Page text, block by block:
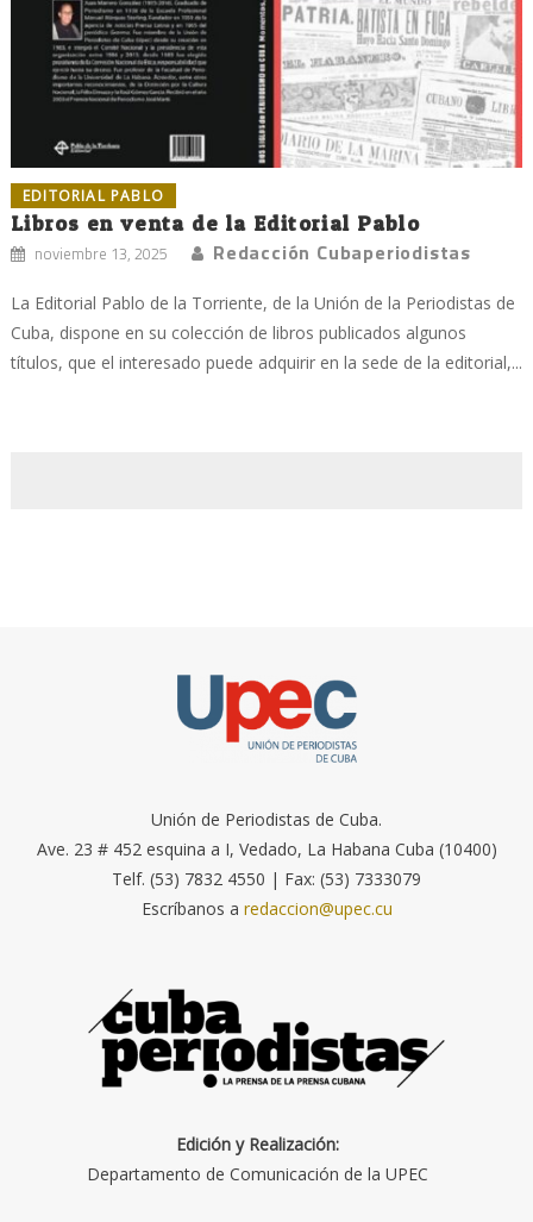
EDITORIAL PABLO
Libros en venta de la Editorial Pablo
noviembre 13, 2025 Redacción Cubaperiodistas
La Editorial Pablo de la Torriente, de la Unión de la Periodistas de
Cuba, dispone en su colección de libros publicados algunos
títulos, que el interesado puede adquirir en la sede de la editorial,...
Unión de Periodistas de Cuba.
Ave. 23 # 452 esquina a I, Vedado, La Habana Cuba (10400)
Telf. (53) 7832 4550 | Fax: (53) 7333079
Escríbanos a redaccion@upec.cu
Edición y Realización:
Departamento de Comunicación de la UPEC